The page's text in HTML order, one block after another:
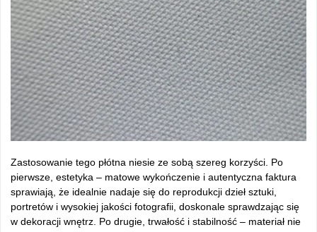
Zastosowanie tego płótna niesie ze sobą szereg korzyści. Po
pierwsze, estetyka – matowe wykończenie i autentyczna faktura
sprawiają, że idealnie nadaje się do reprodukcji dzieł sztuki,
portretów i wysokiej jakości fotografii, doskonale sprawdzając się
w dekoracji wnętrz. Po drugie, trwałość i stabilność – materiał nie